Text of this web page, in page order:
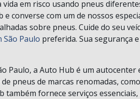
vida em risco usando pneus
e converse com um de nossos
sobre pneus. Cuide do seu
São Paulo preferida. Sua segurança
Paulo, a Auto Hub é um
pneus de marcas renomadas,
também fornece serviços essenciais,